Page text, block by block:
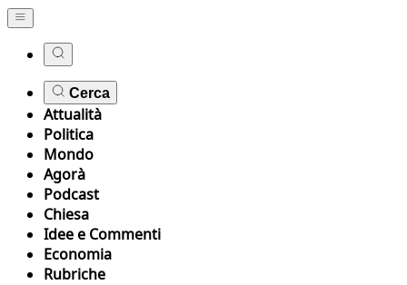
Cerca
Attualità
Politica
Mondo
Agorà
Podcast
Chiesa
Idee e Commenti
Economia
Rubriche